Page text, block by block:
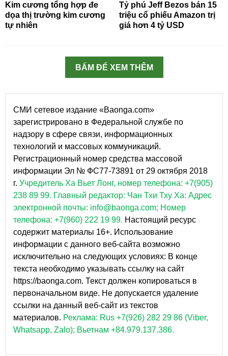
Kim cương tổng hợp đe
dọa thị trường kim cương
tự nhiên
Tỷ phú Jeff Bezos bán 15
triệu cổ phiếu Amazon trị
giá hơn 4 tỷ USD
BẤM ĐỂ XEM THÊM
СМИ сетевое издание «Baonga.com»
зарегистрировано в Федеральной службе по
надзору в сфере связи, информационных
технологий и массовых коммуникаций.
Регистрационный номер средства массовой
информации Эл № ФС77-73891 от 29 октября 2018
г. Учредитель Ха Вьет Лонг, номер телефона: +7(905)
238 89 99. Главный редактор: Чан Тхи Тху Ха: Адрес
электронной почты: info@baonga.com; Номер
телефона: +7(960) 222 19 99. Настоящий ресурс
содержит материалы 16+. Использование
информации с данного веб-сайта возможно
исключительно на следующих условиях: В конце
текста необходимо указывать ссылку на сайт
https://baonga.com. Текст должен копироваться в
первоначальном виде. Не допускается удаление
ссылки на данный веб-сайт из текстов
материалов. Реклама: Rus +7(926) 282 29 86 (Viber,
Whatsapp, Zalo); Вьетнам +84.979.137.386.